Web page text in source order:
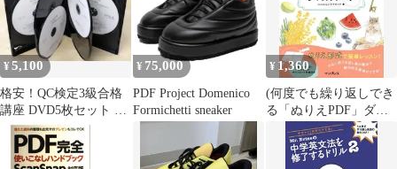
¥5,100
格安！QC検定3級合格
講座 DVD5枚セット テ
キスト＆問題集付き
(PDF)
¥ 75,000
PDF Project Domenico
Formichetti sneaker
¥ 1,360
(何度でも繰り返しでき
る「ぬりえPDF」ダウ
ンロード特典付き)描き
込み式 8色でできる色
えんぴつの上手な塗り